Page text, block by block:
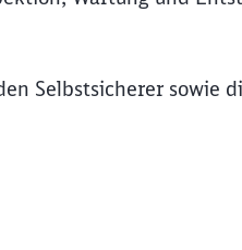
Selbstsicherer sowie